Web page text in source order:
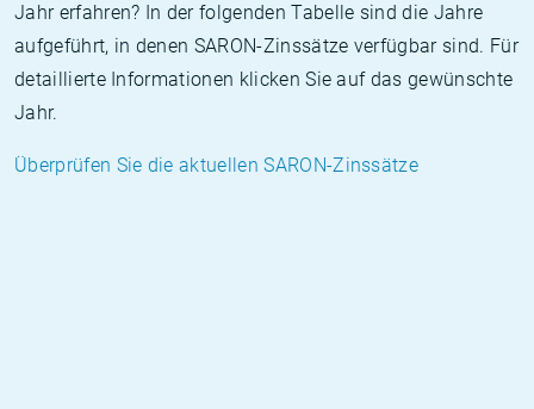
Jahr erfahren? In der folgenden Tabelle sind die Jahre
aufgeführt, in denen SARON-Zinssätze verfügbar sind. Für
detaillierte Informationen klicken Sie auf das gewünschte
Jahr.
Überprüfen Sie die aktuellen SARON-Zinssätze